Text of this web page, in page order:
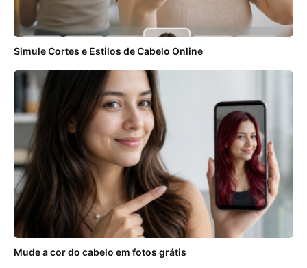
Simule Cortes e Estilos de Cabelo Online
Mude a cor do cabelo em fotos grátis